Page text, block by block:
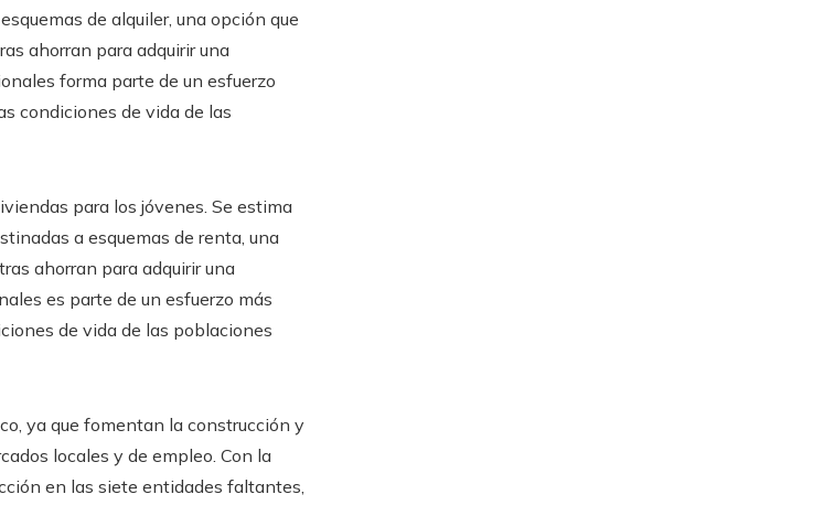
de alquiler, una opción que
ahorran para adquirir una
forma parte de un esfuerzo
condiciones de vida de las
para los jóvenes. Se estima
a esquemas de renta, una
ahorran para adquirir una
es parte de un esfuerzo más
de vida de las poblaciones
ya que fomentan la construcción y
locales y de empleo. Con la
en las siete entidades faltantes,